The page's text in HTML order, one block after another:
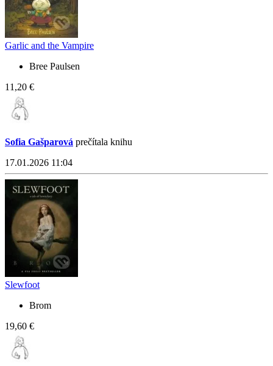
Garlic and the Vampire
Bree Paulsen
11,20 €
Sofia Gašparová prečítala knihu
17.01.2026 11:04
Slewfoot
Brom
19,60 €